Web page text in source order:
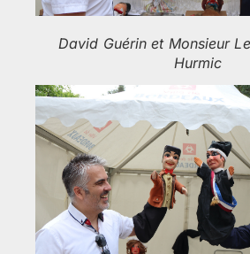
David Guérin et Monsieur
Hurmic